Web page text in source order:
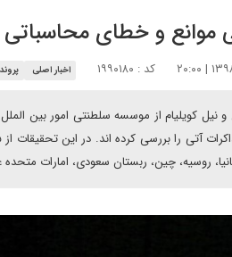
موانع و خطای
کد : ۱۹۹۰۱۸۰ اخبار اصلی
نیل کویلیام از موسسه سلطنتی امور بین
روسیه، چین، ربستان سعودی، امارات